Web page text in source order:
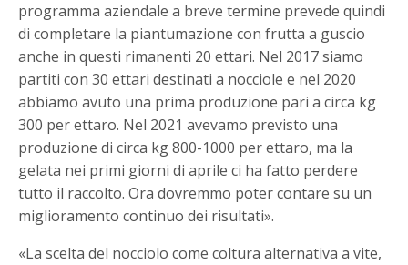
programma aziendale a breve termine prevede quindi
di completare la piantumazione con frutta a guscio
anche in questi rimanenti 20 ettari. Nel 2017 siamo
partiti con 30 ettari destinati a nocciole e nel 2020
abbiamo avuto una prima produzione pari a circa kg
300 per ettaro. Nel 2021 avevamo previsto una
produzione di circa kg 800-1000 per ettaro, ma la
gelata nei primi giorni di aprile ci ha fatto perdere
tutto il raccolto. Ora dovremmo poter contare su un
miglioramento continuo dei risultati».
«La scelta del nocciolo come coltura alternativa a vite,